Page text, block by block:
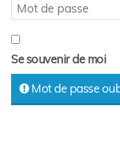
Se souvenir de moi
Mot de passe